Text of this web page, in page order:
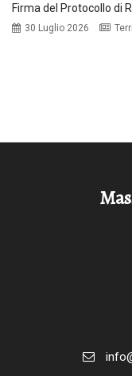
Firma del Protocollo di
30 Luglio 2026